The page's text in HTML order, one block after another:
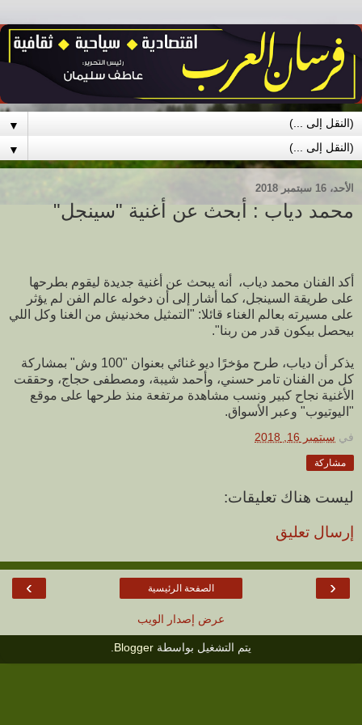
▼
▼
الأحد، 16 سبتمبر 2018
محمد دياب : أبحث عن أغنية "سينجل"
أكد الفنان محمد دياب، أنه يبحث عن أغنية جديدة ليقوم بطرحها
على طريقة السينجل، كما أشار إلى أن دخوله عالم الفن لم يؤثر
على مسيرته بعالم الغناء قائلا: "التمثيل مخدنيش من الغنا وكل اللي
بيحصل بيكون قدر من ربنا".
يذكر أن دياب، طرح مؤخرًا ديو غنائي بعنوان "100 وش" بمشاركة
كل من الفنان تامر حسني، وأحمد شيبة، ومصطفى حجاج، وحققت
الأغنية نجاح كبير ونسب مشاهدة مرتفعة منذ طرحها على موقع
"اليوتيوب" وعبر الأسواق.
في سبتمبر 16, 2018
مشاركة
ليست هناك تعليقات:
إرسال تعليق
‹
› الصفحة الرئيسية
عرض إصدار الويب
يتم التشغيل بواسطة Blogger